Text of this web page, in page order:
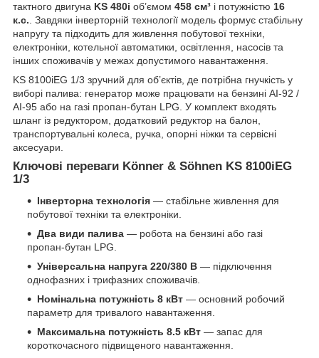
тактного двигуна KS 480i об’ємом 458 см³ і потужністю 16
к.с.. Завдяки інверторній технології модель формує стабільну
напругу та підходить для живлення побутової техніки,
електроніки, котельної автоматики, освітлення, насосів та
інших споживачів у межах допустимого навантаження.
KS 8100iEG 1/3 зручний для об’єктів, де потрібна гнучкість у
виборі палива: генератор може працювати на бензині АІ-92 /
АІ-95 або на газі пропан-бутан LPG. У комплект входять
шланг із редуктором, додатковий редуктор на балон,
транспортувальні колеса, ручка, опорні ніжки та сервісні
аксесуари.
Ключові переваги Könner & Söhnen KS 8100iEG
1/3
Інверторна технологія — стабільне живлення для
побутової техніки та електроніки.
Два види палива — робота на бензині або газі
пропан-бутан LPG.
Універсальна напруга 220/380 В — підключення
однофазних і трифазних споживачів.
Номінальна потужність 8 кВт — основний робочий
параметр для тривалого навантаження.
Максимальна потужність 8.5 кВт — запас для
короткочасного підвищеного навантаження.